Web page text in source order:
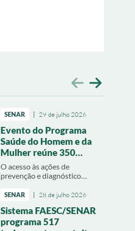
SENAR 29 de julho 2026
Evento do Programa
Saúde do Homem e da
Mulher reúne 350
pessoas em Anitápolis
O acesso às ações de
prevenção e diagnóstico
famílias rurais em Anitápolis. O
Saúde da Mulher, promovido
pelo Sistema Faesc/Senar em
SENAR 28 de julho 2026
Sistema FAESC/SENAR
programa 517